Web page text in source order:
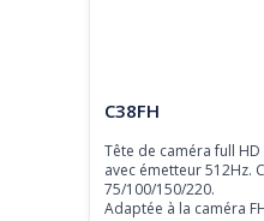
Tête de caméra
C38FH
Tête de caméra full
avec émetteur 512Hz.
75/100/150/220.
Adaptée à la caméra